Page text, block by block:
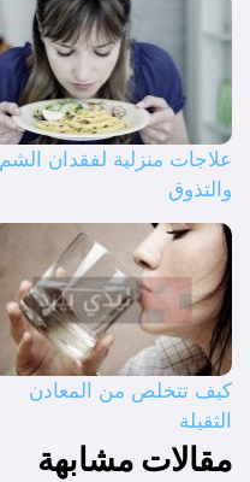
علاجات منزلية لفقدان الشم
والتذوق
كيف تتخلص من المعادن
الثقيلة
مقالات مشابهة